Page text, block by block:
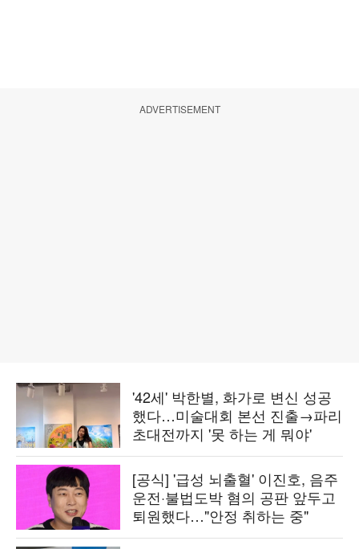
ADVERTISEMENT
'42세' 박한별, 화가로 변신 성공
했다…미술대회 본선 진출→파리
초대전까지 '못 하는 게 뭐야'
[공식] '급성 뇌출혈' 이진호, 음주
운전·불법도박 혐의 공판 앞두고
퇴원했다…"안정 취하는 중"